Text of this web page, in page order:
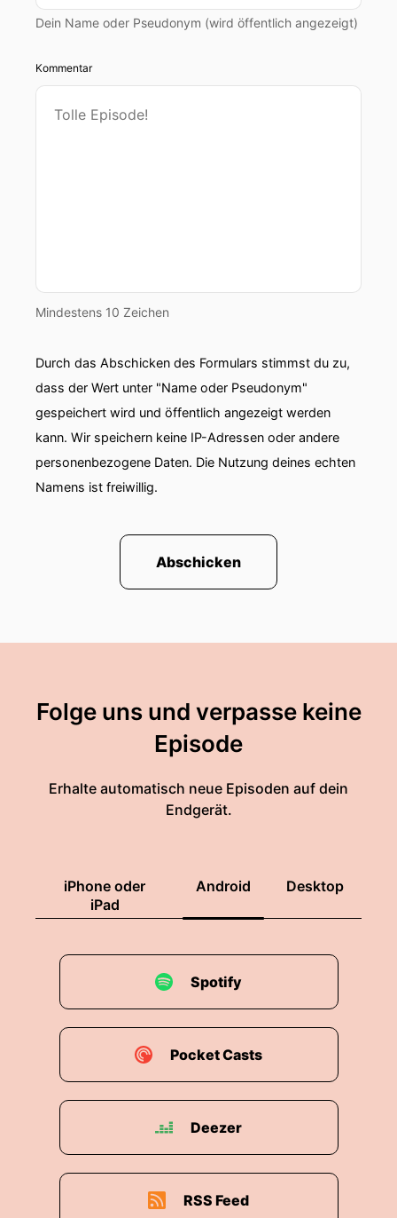
Dein Name oder Pseudonym (wird öffentlich angezeigt)
Kommentar
Mindestens 10 Zeichen
Durch das Abschicken des Formulars stimmst du zu,
dass der Wert unter "Name oder Pseudonym"
gespeichert wird und öffentlich angezeigt werden
kann. Wir speichern keine IP-Adressen oder andere
personenbezogene Daten. Die Nutzung deines echten
Namens ist freiwillig.
Abschicken
Folge uns und verpasse keine
Episode
Erhalte automatisch neue Episoden auf dein
Endgerät.
iPhone oder
iPad
Android Desktop
Spotify
Pocket Casts
Deezer
RSS Feed